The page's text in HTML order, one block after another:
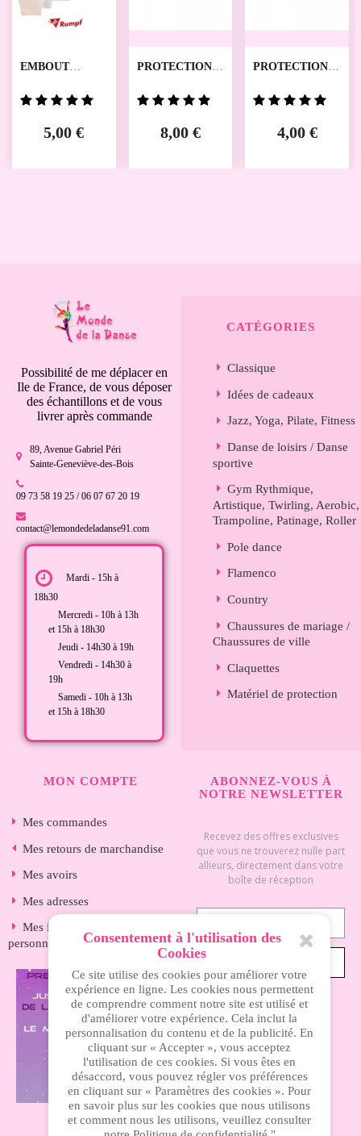
EMBOUT
POINTES RU12
5,00 €
PROTECTION
DANSEZ VOUS
8,00 €
PROTECTION
VALGUS
4,00 €
Possibilité de me déplacer en
Ile de France, de vous déposer
des échantillons et de vous
livrer après commande
89, Avenue Gabriel Péri
Sainte-Geneviève-des-Bois
09 73 58 19 25 / 06 07 67 20 19
contact@lemondedeladanse91.com
Mardi - 15h à
18h30
Mercredi - 10h à 13h
et 15h à 18h30
Jeudi - 14h30 à 19h
Vendredi - 14h30 à
19h
Samedi - 10h à 13h
et 15h à 18h30
CATÉGORIES
Classique
Idées de cadeaux
Jazz, Yoga, Pilate, Fitness
Danse de loisirs / Danse
sportive
Gym Rythmique,
Artistique, Twirling, Aerobic,
Trampoline, Patinage, Roller
Pole dance
Flamenco
Country
Chaussures de mariage /
Chaussures de ville
Claquettes
Matériel de protection
MON COMPTE
Mes commandes
Mes retours de marchandise
Mes avoirs
Mes adresses
Mes informations
personnelles
ABONNEZ-VOUS À
NOTRE NEWSLETTER
Recevez des offres exclusives
que vous ne trouverez nulle part
allieurs, directement dans votre
boîte de réception
INFORMATIONS
Nos magasins
Livraison
Mentions légales
Consentement à l'utilisation des
Cookies
Ce site utilise des cookies pour améliorer votre
expérience en ligne. Les cookies nous permettent
de comprendre comment notre site est utilisé et
d'améliorer votre expérience. Cela inclut la
personnalisation du contenu et de la publicité. En
cliquant sur « Accepter », vous acceptez
l'utilisation de ces cookies. Si vous êtes en
désaccord, vous pouvez régler vos préférences
en cliquant sur « Paramètres des cookies ». Pour
en savoir plus sur les cookies que nous utilisons
et comment nous les utilisons, veuillez consulter